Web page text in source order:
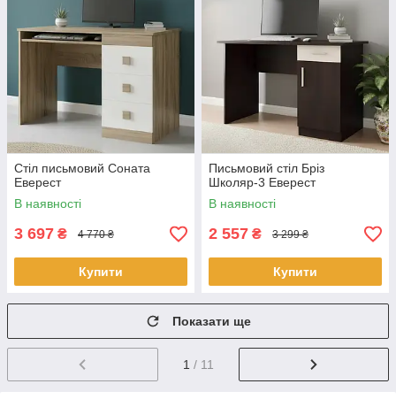
Стіл письмовий Соната
Еверест
В наявності
3 697 ₴ 4 770 ₴
Купити
Письмовий стіл Бріз
Школяр-3 Еверест
В наявності
2 557 ₴ 3 299 ₴
Купити
Показати ще
1 / 11